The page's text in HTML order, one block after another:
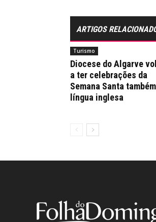
ARTIGOS
Turismo
Diocese do Algarve
a ter celebrações da
Semana Santa
língua inglesa